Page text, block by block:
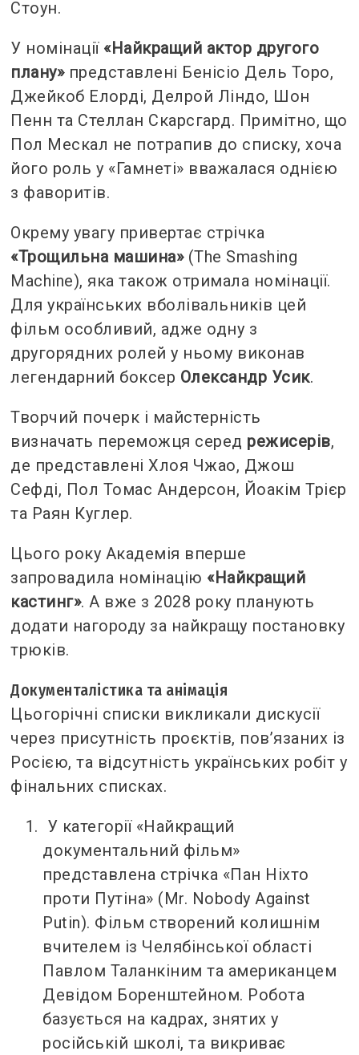
Стоун.
У номінації «Найкращий актор другого
плану»представлені Бенісіо Дель Торо,
Джейкоб Елорді, Делрой Ліндо, Шон
Пенн та Стеллан Скарсгард. Примітно, що
Пол Мескал не потрапив до списку, хоча
його роль у «Гамнеті» вважалася однією
з фаворитів.
Окрему увагу привертає стрічка
«Трощильна машина» (The Smashing
Machine), яка також отримала номінації.
Для українських вболівальників цей
фільм особливий, адже одну з
другорядних ролей у ньому виконав
легендарний боксер Олександр Усик.
Творчий почерк і майстерність
визначать переможця серед режисерів,
де представлені Хлоя Чжао, Джош
Сефді, Пол Томас Андерсон, Йоакім Трієр
та Раян Куглер.
Цього року Академія вперше
запровадила номінацію «Найкращий
кастинг». А вже з 2028 року планують
додати нагороду за найкращу постановку
трюків.
Документалістика та анімація
Цьогорічні списки викликали дискусії
через присутність проєктів, пов’язаних із
Росією, та відсутність українських робіт у
фінальних списках.
У категорії «Найкращий
документальний фільм»
представлена стрічка «Пан Ніхто
проти Путіна» (Mr. Nobody Against
Putin). Фільм створений колишнім
вчителем із Челябінської області
Павлом Таланкіним та американцем
Девідом Боренштейном. Робота
базується на кадрах, знятих у
російській школі, та викриває